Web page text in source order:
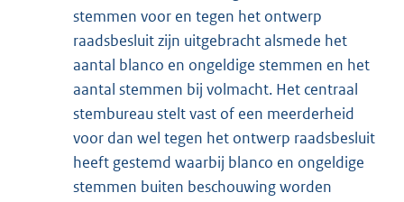
stemmen voor en tegen het ontwerp
raadsbesluit zijn uitgebracht alsmede het
aantal blanco en ongeldige stemmen en het
aantal stemmen bij volmacht. Het centraal
stembureau stelt vast of een meerderheid
voor dan wel tegen het ontwerp raadsbesluit
heeft gestemd waarbij blanco en ongeldige
stemmen buiten beschouwing worden